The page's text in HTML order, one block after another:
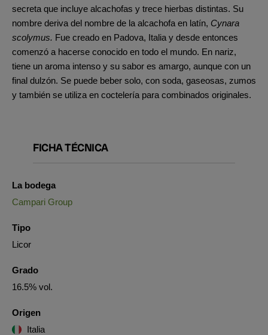
secreta que incluye alcachofas y trece hierbas distintas. Su
nombre deriva del nombre de la alcachofa en latín, Cynara
scolymus. Fue creado en Padova, Italia y desde entonces
comenzó a hacerse conocido en todo el mundo. En nariz,
tiene un aroma intenso y su sabor es amargo, aunque con un
final dulzón. Se puede beber solo, con soda, gaseosas, zumos
y también se utiliza en coctelería para combinados originales.
FICHA TÉCNICA
La bodega
Campari Group
Tipo
Licor
Grado
16.5% vol.
Origen
Italia